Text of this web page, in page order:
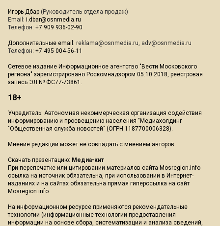
Игорь Дбар (Руководитель отдела продаж)
Email: i.dbar@osnmedia.ru
Телефон: +7 909 936-02-90
Дополнительные email: reklama@osnmedia.ru, adv@osnmedia.ru
Телефон: +7 495 004-56-11
Сетевое издание Информационное агентство "Вести Московского
региона" зарегистрировано Роскомнадзором 05.10.2018, реестровая
запись ЭЛ № ФС77-73861.
18+
Учредитель: Автономная некоммерческая организация содействия
информированию и просвещению населения "Медиахолдинг
"Общественная служба новостей" (ОГРН 1187700006328).
Мнение редакции может не совпадать с мнением авторов.
Скачать презентацию: Медиа-кит
При перепечатке или цитировании материалов сайта Mosregion.info
ссылка на источник обязательна, при использовании в Интернет-
изданиях и на сайтах обязательна прямая гиперссылка на сайт
Mosregion.info.
На информационном ресурсе применяются рекомендательные
технологии (информационные технологии предоставления
информации на основе сбора, систематизации и анализа сведений,